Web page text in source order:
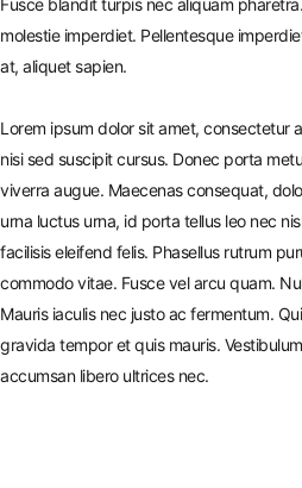
molestie imperdiet. Pellentesque
at, aliquet sapien.
Lorem ipsum dolor sit amet, consectetur
nisi sed suscipit cursus. Donec porta
viverra augue. Maecenas consequat,
urna luctus urna, id porta tellus leo nec
facilisis eleifend felis. Phasellus rutrum
commodo vitae. Fusce vel arcu quam.
Mauris iaculis nec justo ac fermentum.
gravida tempor et quis mauris.
accumsan libero ultrices nec.